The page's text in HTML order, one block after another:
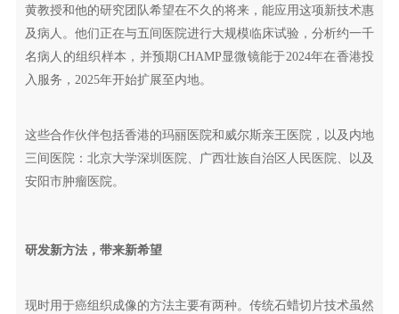
黄教授和他的研究团队希望在不久的将来，能应用这项新技术惠
及病人。他们正在与五间医院进行大规模临床试验，分析约一千
名病人的组织样本，并预期CHAMP显微镜能于2024年在香港投
入服务，2025年开始扩展至内地。
这些合作伙伴包括香港的玛丽医院和威尔斯亲王医院，以及内地
三间医院：北京大学深圳医院、广西壮族自治区人民医院、以及
安阳市肿瘤医院。
研发新方法，带来新希望
现时用于癌组织成像的方法主要有两种。传统石蜡切片技术虽然